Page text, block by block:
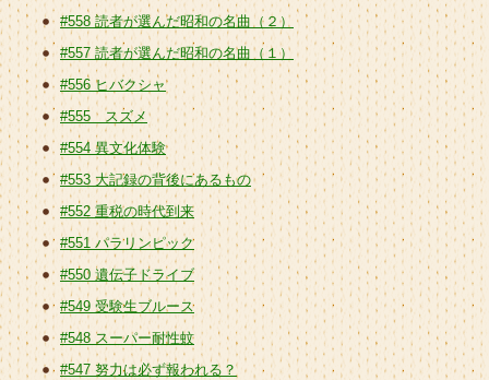
#558 読者が選んだ昭和の名曲（２）
#557 読者が選んだ昭和の名曲（１）
#556 ヒバクシャ
#555 スズメ
#554 異文化体験
#553 大記録の背後にあるもの
#552 重税の時代到来
#551 パラリンピック
#550 遺伝子ドライブ
#549 受験生ブルース
#548 スーパー耐性蚊
#547 努力は必ず報われる？